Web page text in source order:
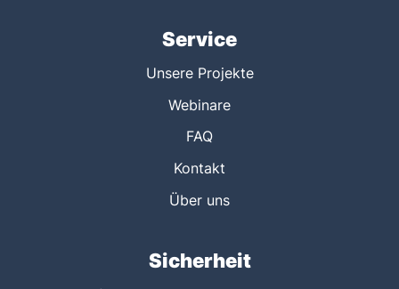
Service
Unsere Projekte
Webinare
FAQ
Kontakt
Über uns
Sicherheit